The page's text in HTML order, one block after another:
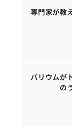
専門家が教
バリウムが
の